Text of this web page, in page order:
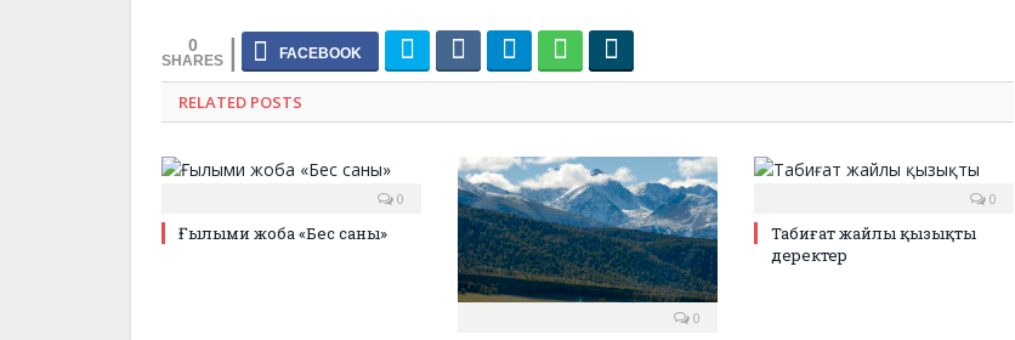
0
RELATED POSTS
0
Ғылыми жоба «Бес саны»
0
0
Табиғат жайлы қызықты
деректер